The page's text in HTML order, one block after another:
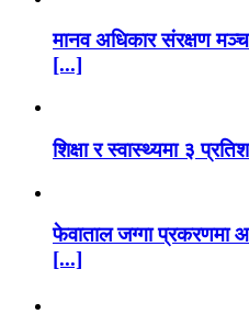
मानव अधिकार संरक्षण
[...]
शिक्षा र स्वास्थ्यमा ३
फेवाताल जग्गा प्रकरणमा
[...]